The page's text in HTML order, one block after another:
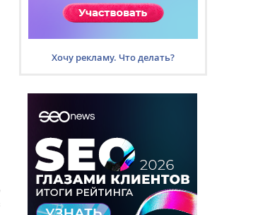
Хочу рекламу. Что делать?